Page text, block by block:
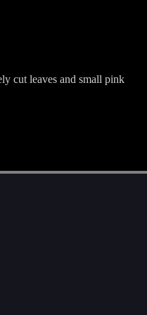
cut leaves and small pink